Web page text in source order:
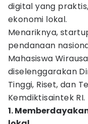
digital yang
ekonomi lokal.
Menariknya,
pendanaan
Mahasiswa
diselenggarakan
Tinggi, Riset, dan
Kemdiktisaintek RI.
1.